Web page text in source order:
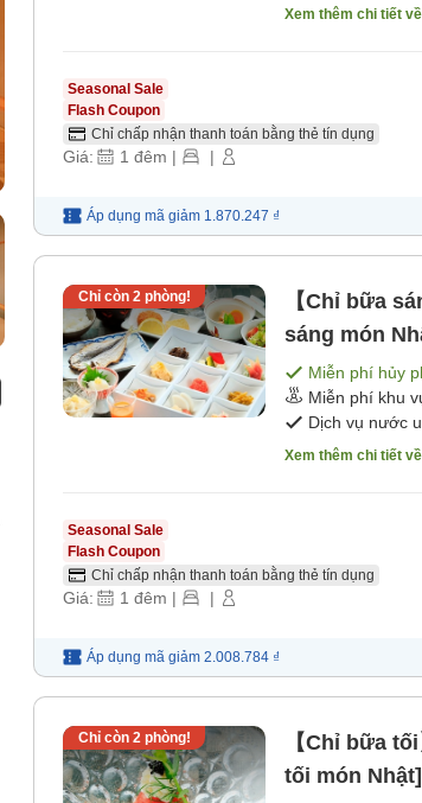
Xem thêm chi tiết
Seasonal Sale
Flash Coupon
Chỉ chấp nhận thanh toán bằng thẻ tín dụng
Giá: 1 đêm | |
Áp dụng mã giảm 1.870.247 ₫
Chỉ còn 2phòng!
【Chỉ bữa
sáng món
Miễn phí hủy
Miễn phí khu
Dịch vụ nước
Xem thêm chi tiết
Seasonal Sale
Flash Coupon
Chỉ chấp nhận thanh toán bằng thẻ tín dụng
Giá: 1 đêm | |
Áp dụng mã giảm 2.008.784 ₫
Chỉ còn 2phòng!
【Chỉ bữa
tối món Nhật]